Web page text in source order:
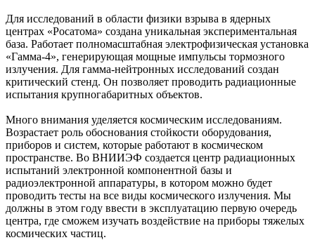
Для исследований в области физики взрыва в ядерных
центрах «Росатома» создана уникальная экспериментальная
база. Работает полномасштабная электрофизическая установка
«Гамма-4», генерирующая мощные импульсы тормозного
излучения. Для гамма-нейтронных исследований создан
критический стенд. Он позволяет проводить радиационные
испытания крупногабаритных объектов.
Много внимания уделяется космическим исследованиям.
Возрастает роль обоснования стойкости оборудования,
приборов и систем, которые работают в космическом
пространстве. Во ВНИИЭФ создается центр радиационных
испытаний электронной компонентной базы и
радиоэлектронной аппаратуры, в котором можно будет
проводить тесты на все виды космического излучения. Мы
должны в этом году ввести в эксплуатацию первую очередь
центра, где сможем изучать воздействие на приборы тяжелых
космических частиц.